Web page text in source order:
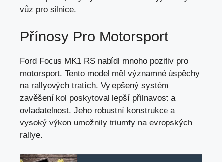
vůz pro silnice.
Přínosy Pro Motorsport
Ford Focus MK1 RS nabídl mnoho pozitiv pro
motorsport. Tento model měl významné úspěchy
na rallyových tratích. Vylepšený systém
zavěšení kol poskytoval lepší přilnavost a
ovladatelnost. Jeho robustní konstrukce a
vysoký výkon umožnily triumfy na evropských
rallye.